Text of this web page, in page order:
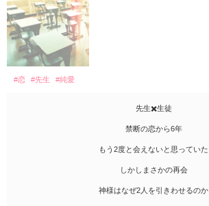
#恋 #先生 #純愛
先生✖️生徒
禁断の恋から6年
もう2度と会えないと思っていた
しかしまさかの再会
神様はなぜ2人を引きわせるのか